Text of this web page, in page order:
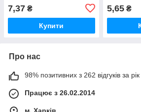
7,37 ₴
Купити
5,65₴
Про нас
98% позитивних з 262 відгуків за рік
Працює з 26.02.2014